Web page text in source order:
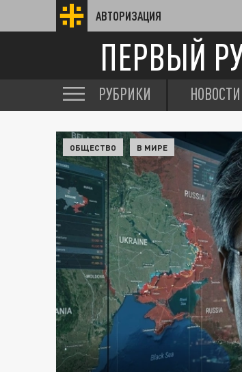
АВТОРИЗАЦИЯ
ПЕРВЫЙ
РУБРИКИ НОВОСТИ
ОБЩЕСТВО В МИРЕ